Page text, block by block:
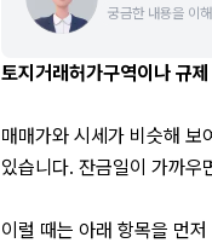
궁금한 내용을 이
토지거래허가구역이나 규
매매가와 시세가 비슷해 보
있습니다. 잔금일이 가까우
이럴 때는 아래 항목을 먼